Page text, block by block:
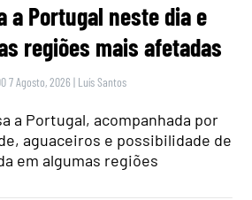
a Portugal neste dia e
regiões mais afetadas
7 Agosto, 2026 | Luís Santos
a Portugal, acompanhada por
aguaceiros e possibilidade de
em algumas regiões